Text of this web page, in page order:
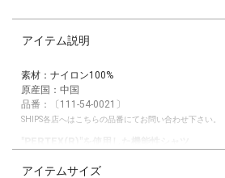
アイテム説明
素材：ナイロン100%
原産国：中国
品番：〔111-54-0021〕
SHIPS各店へはこちらの品番にてお問い合わせ下さい。
【素材特性】
アイテムサイズ